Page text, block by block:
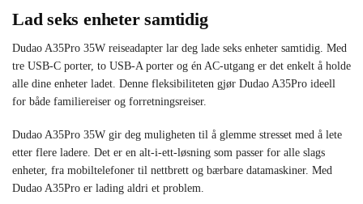
Lad seks enheter samtidig
Dudao A35Pro 35W reiseadapter lar deg lade seks enheter samtidig. Med
tre USB-C porter, to USB-A porter og én AC-utgang er det enkelt å holde
alle dine enheter ladet. Denne fleksibiliteten gjør Dudao A35Pro ideell
for både familiereiser og forretningsreiser.
Dudao A35Pro 35W gir deg muligheten til å glemme stresset med å lete
etter flere ladere. Det er en alt-i-ett-løsning som passer for alle slags
enheter, fra mobiltelefoner til nettbrett og bærbare datamaskiner. Med
Dudao A35Pro er lading aldri et problem.